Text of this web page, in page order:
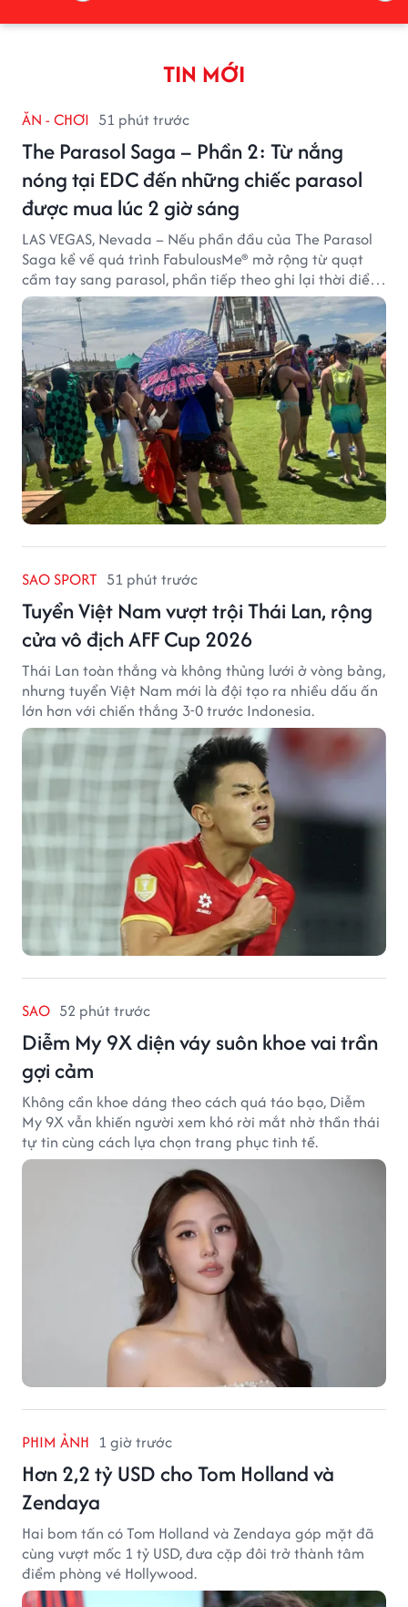
TIN MỚI
ĂN - CHƠI 51 phút trước
The Parasol Saga – Phần 2: Từ nắng
nóng tại EDC đến những chiếc parasol
được mua lúc 2 giờ sáng
LAS VEGAS, Nevada – Nếu phần đầu của The Parasol
Saga kể về quá trình FabulousMe® mở rộng từ quạt
cầm tay sang parasol, phần tiếp theo ghi lại thời điểm
sản phẩm được thị trường đón nhận và dần vượt khỏi
công năng che nắng thông thường.
SAO SPORT 51 phút trước
Tuyển Việt Nam vượt trội Thái Lan, rộng
cửa vô địch AFF Cup 2026
Thái Lan toàn thắng và không thủng lưới ở vòng bảng,
nhưng tuyển Việt Nam mới là đội tạo ra nhiều dấu ấn
lớn hơn với chiến thắng 3-0 trước Indonesia.
SAO 52 phút trước
Diễm My 9X diện váy suôn khoe vai trần
gợi cảm
Không cần khoe dáng theo cách quá táo bạo, Diễm
My 9X vẫn khiến người xem khó rời mắt nhờ thần thái
tự tin cùng cách lựa chọn trang phục tinh tế.
PHIM ẢNH 1 giờ trước
Hơn 2,2 tỷ USD cho Tom Holland và
Zendaya
Hai bom tấn có Tom Holland và Zendaya góp mặt đã
cùng vượt mốc 1 tỷ USD, đưa cặp đôi trở thành tâm
điểm phòng vé Hollywood.